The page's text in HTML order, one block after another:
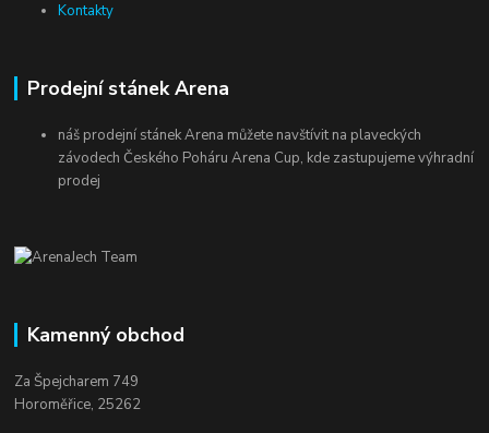
Kontakty
Prodejní stánek Arena
náš prodejní stánek Arena můžete navštívit na plaveckých
závodech Českého Poháru Arena Cup, kde zastupujeme výhradní
prodej
Kamenný obchod
Za Špejcharem 749
Horoměřice, 25262